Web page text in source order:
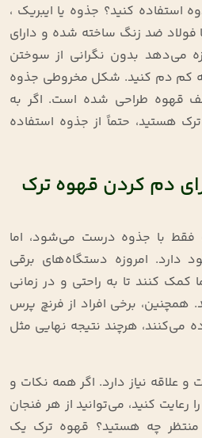
استفاده کنید؟ جذوه یا ایبریک ،
ضد زنگ ساخته شده و دارای
می‌دهد بدون نگرانی از سوختن
کم دم کنید. شکل مخروطی جذوه
قهوه طراحی شده است. اگر به
هستید، حتماً از جذوه استفاده
دم کردن قهوه ترک
فقط با جذوه درست می‌شود، اما
امروزه دستگاه‌های برقی
کمک کنند تا به راحتی و در زمانی
همچنین، برخی افراد از فرنچ پرس
می‌کنند، هرچند نتیجه نهایی مثل
علاقه نیاز دارد. اگر همه نکات و
کنید، می‌توانید از هر فنجان
چه هستید؟ قهوه ترک یک